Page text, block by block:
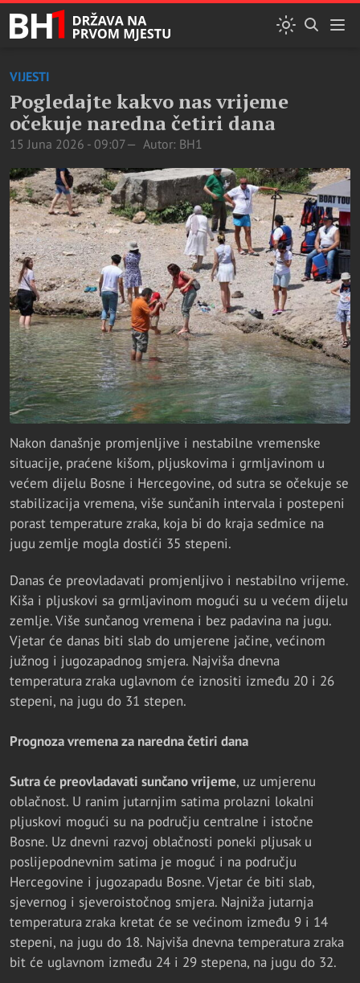
VIJESTI
Pogledajte kakvo nas vrijeme
očekuje naredna četiri dana
15 Juna 2026 - 09:07 Autor: BH1
Nakon današnje promjenljive i nestabilne vremenske
situacije, praćene kišom, pljuskovima i grmljavinom u
većem dijelu Bosne i Hercegovine, od sutra se očekuje se
stabilizacija vremena, više sunčanih intervala i postepeni
porast temperature zraka, koja bi do kraja sedmice na
jugu zemlje mogla dostići 35 stepeni.
Danas će preovladavati promjenljivo i nestabilno vrijeme.
Kiša i pljuskovi sa grmljavinom mogući su u većem dijelu
zemlje. Više sunčanog vremena i bez padavina na jugu.
Vjetar će danas biti slab do umjerene jačine, većinom
južnog i jugozapadnog smjera. Najviša dnevna
temperatura zraka uglavnom će iznositi između 20 i 26
stepeni, na jugu do 31 stepen.
Prognoza vremena za naredna četiri dana
Sutra će preovladavati sunčano vrijeme, uz umjerenu
oblačnost. U ranim jutarnjim satima prolazni lokalni
pljuskovi mogući su na području centralne i istočne
Bosne. Uz dnevni razvoj oblačnosti poneki pljusak u
poslijepodnevnim satima je moguć i na području
Hercegovine i jugozapadu Bosne. Vjetar će biti slab,
sjevernog i sjeveroistočnog smjera. Najniža jutarnja
temperatura zraka kretat će se većinom između 9 i 14
stepeni, na jugu do 18. Najviša dnevna temperatura zraka
bit će uglavnom između 24 i 29 stepena, na jugu do 32.